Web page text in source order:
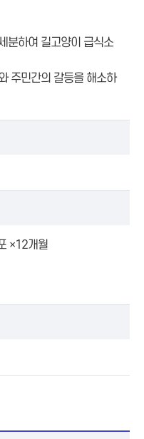
분하여 길고양이 급식소
주민간의 갈등을 해소하
×12개월